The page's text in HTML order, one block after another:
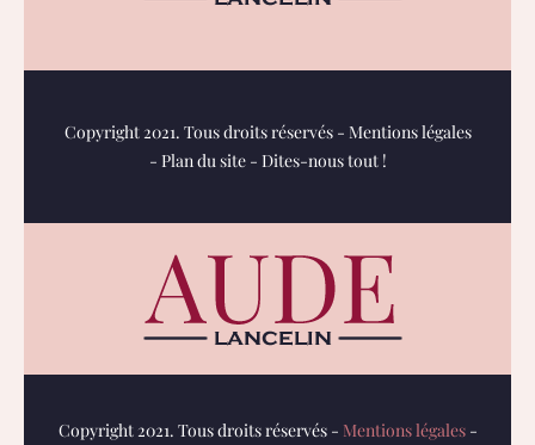
Copyright 2021. Tous droits réservés - Mentions légales
- Plan du site- Dites-nous tout !
Copyright 2021. Tous droits réservés - Mentions légales-